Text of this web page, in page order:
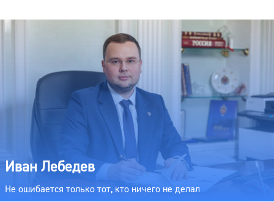
Иван Лебедев
Не ошибается только тот, кто ничего не делал